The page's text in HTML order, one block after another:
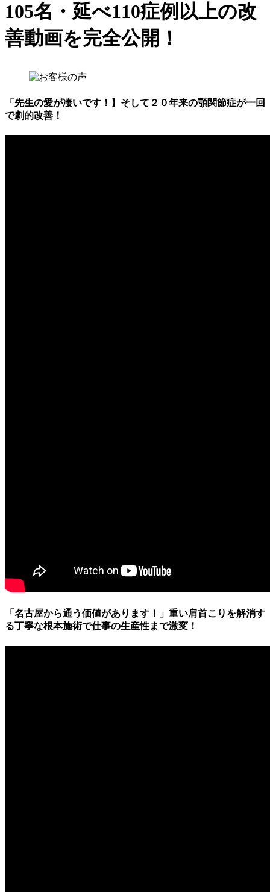
105名・延べ110症例以上の改
善動画を完全公開！
「先生の愛が凄いです！】そして２０年来の顎関節症が一回
で劇的改善！
「名古屋から通う価値があります！」重い肩首こりを解消す
る丁寧な根本施術で仕事の生産性まで激変！